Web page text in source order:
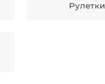
Рулетки